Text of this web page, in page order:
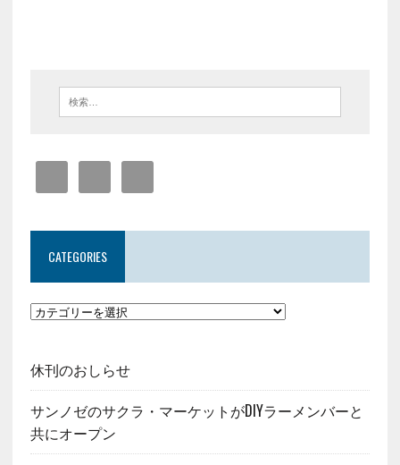
CATEGORIES
休刊のおしらせ
サンノゼのサクラ・マーケットがDIYラーメンバーと
共にオープン